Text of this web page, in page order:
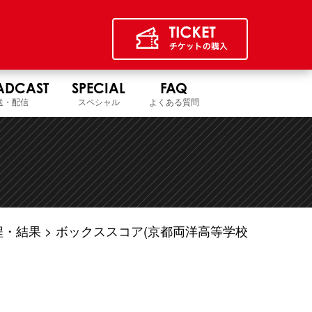
・配信
SPECIAL
スペシャル
FAQ
よくある質問
・結果
ボックススコア(京都両洋高等学校